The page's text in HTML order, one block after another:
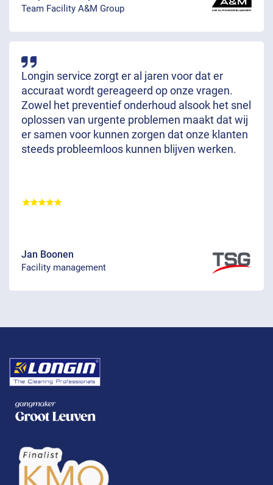
Team Facility A&M Group
Longin service zorgt er al jaren voor dat er
accuraat wordt gereageerd op onze vragen.
Zowel het preventief onderhoud alsook het snel
oplossen van urgente problemen maakt dat wij
er samen voor kunnen zorgen dat onze klanten
steeds probleemloos kunnen blijven werken.
Jan Boonen
Facility management